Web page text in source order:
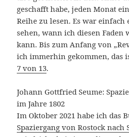
geschafft habe, jeden Monat
Reihe zu lesen. Es war
sehen, wann ich diesen
kann. Bis zum Anfang von
ich immerhin gekommen, das
7 von 13.
Johann Gottfried Seume:
im Jahre 1802
Im Oktober 2021 habe ich das
Spaziergang von Rostock nach